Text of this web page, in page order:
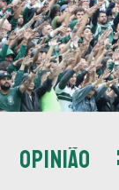
OPINIÃO